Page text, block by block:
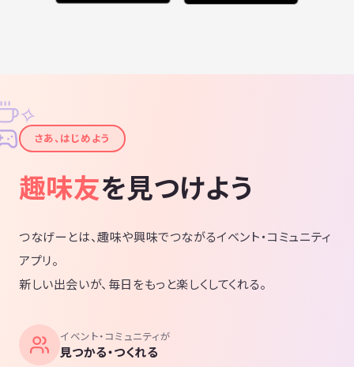
マスクのご準備は予定していません。各自準備をお願い致します。
【最後に】
地域の中で、「いつでも」「好きな時に」スポーツできる環境を作り、
地域の【交流】を深め
地域全体で【共栄】できる
活動の場を提供できるよう目指していきたいと考えています。
SNSやインターネットで遠くに目を向けるのもいいですが、「デポルタ
ょう！
お友達と一緒のご参加も大歓迎！皆さんの参加をお待ちしています！
✦
✧
さあ、はじめよう
趣味友を見つけよう
つなげーとは、趣味や興味でつながるイベント・コミュニティ
アプリ。
新しい出会いが、毎日をもっと楽しくしてくれる。
イベント・コミュニティが
見つかる・つくれる